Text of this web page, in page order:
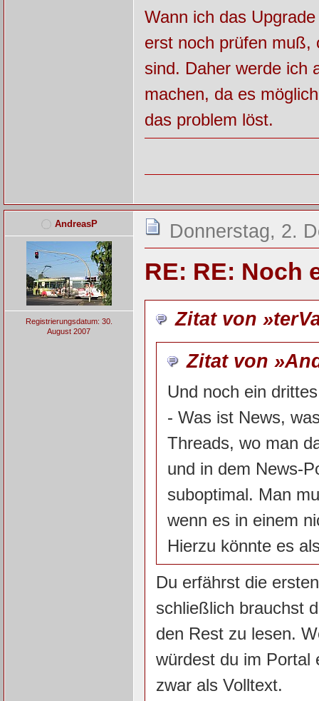
Wann ich das
erst noch prüfen muß,
sind. Daher werde ich
machen, da es
das problem löst.
AndreasP
Registrierungsdatum: 30.
August 2007
Donnerstag, 2.
RE: RE: Noch
Zitat von
Zitat von
Und noch ein
- Was ist News,
Threads, wo man
und in dem News-
suboptimal. Man
wenn es in einem
Hierzu könnte es
Du erfährst die
schließlich brauchst
den Rest zu lesen.
würdest du im Portal
zwar als Volltext.